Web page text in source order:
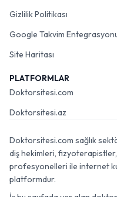
Gizlilik Politikası
Google Takvim
Site Haritası
PLATFORMLAR
Doktorsitesi.com
Doktorsitesi.az
Doktorsitesi.com sağlık
diş hekimleri,
profesyonelleri ile internet
platformdur.